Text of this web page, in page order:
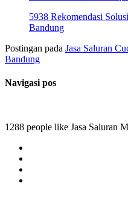
5938 Rekomendasi
Bandung
Postingan pada Jasa Saluran
Bandung
Navigasi pos
1288 people like Jasa Saluran